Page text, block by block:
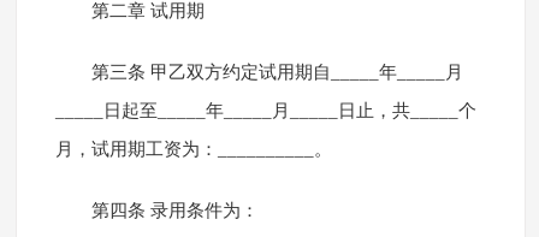
第二章 试用期
第三条 甲乙双方约定试用期自_____年_____月
_____日起至_____年_____月_____日止，共_____个
月，试用期工资为：__________。
第四条 录用条件为：